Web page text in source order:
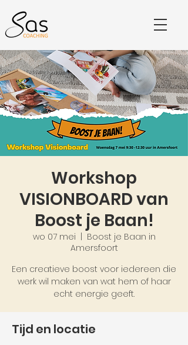
Workshop
VISIONBOARD van
Boost je Baan!
wo 07 mei
Boost je Baan in
Amersfoort
Een creatieve boost voor iedereen die
werk wil maken van wat hem of haar
echt energie geeft.
Tijd en locatie